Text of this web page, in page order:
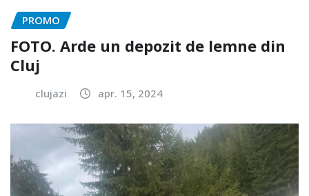
PROMO
FOTO. Arde un depozit de lemne din
Cluj
clujazi apr. 15, 2024